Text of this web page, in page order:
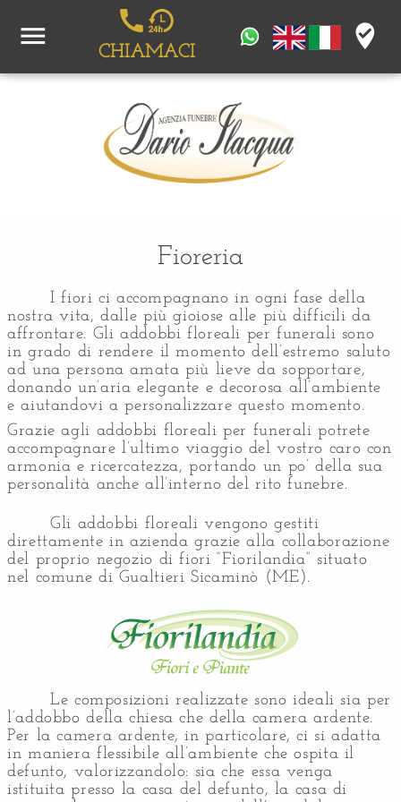
menu
CHIAMACI
where_to_vote
Fioreria
I fiori ci accompagnano in ogni fase della
nostra vita, dalle più gioiose alle più difficili da
affrontare. Gli addobbi floreali per funerali sono
in grado di rendere il momento dell’estremo saluto
ad una persona amata più lieve da sopportare,
donando un’aria elegante e decorosa all’ambiente
e aiutandovi a personalizzare questo momento.
Grazie agli addobbi floreali per funerali potrete
accompagnare l’ultimo viaggio del vostro caro con
armonia e ricercatezza, portando un po’ della sua
personalità anche all’interno del rito funebre.
Gli addobbi floreali vengono gestiti
direttamente in azienda grazie alla collaborazione
del proprio negozio di fiori “Fiorilandia” situato
nel comune di Gualtieri Sicaminò (ME).
Le composizioni realizzate sono ideali sia per
l’addobbo della chiesa che della camera ardente.
Per la camera ardente, in particolare, ci si adatta
in maniera flessibile all’ambiente che ospita il
defunto, valorizzandolo: sia che essa venga
istituita presso la casa del defunto, la casa di